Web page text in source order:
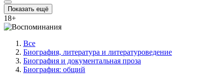
Показать ещё
18+
Все
Биография, литература и литературоведение
Биография и документальная проза
Биография: общий